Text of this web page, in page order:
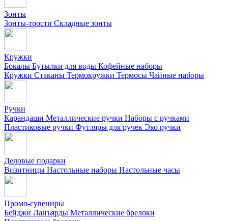
Зонты
Зонты-трости Складные зонты
Кружки
Бокалы Бутылки для воды Кофейные наборы
Кружки Стаканы Термокружки Термосы Чайные наборы
Ручки
Карандаши Металлические ручки Наборы с ручками
Пластиковые ручки Футляры для ручек Эко ручки
Деловые подарки
Визитницы Настольные наборы Настольные часы
Промо-сувениры
Бейджи Ланъярды Металлические брелоки